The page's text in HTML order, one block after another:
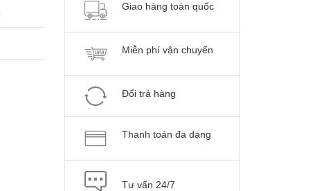
Giao hàng toàn quốc
Miễn phí vận chuyển
Đổi trả hàng
Thanh toán đa dạng
Tư vấn 24/7